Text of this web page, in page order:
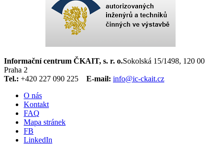
Informační centrum ČKAIT, s. r. o.Sokolská 15/1498, 120 00
Praha 2
Tel.: +420 227 090 225 E-mail: info@ic-ckait.cz
O nás
Kontakt
FAQ
Mapa stránek
FB
LinkedIn